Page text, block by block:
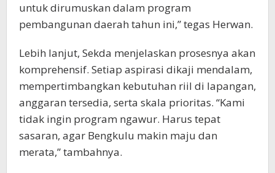
untuk dirumuskan dalam program
pembangunan daerah tahun ini,” tegas Herwan.
Lebih lanjut, Sekda menjelaskan prosesnya akan
komprehensif. Setiap aspirasi dikaji mendalam,
mempertimbangkan kebutuhan riil di lapangan,
anggaran tersedia, serta skala prioritas. “Kami
tidak ingin program ngawur. Harus tepat
sasaran, agar Bengkulu makin maju dan
merata,” tambahnya.